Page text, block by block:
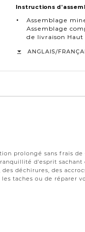
Instructions
Assemblage
Assemblage
de livraison
ANGLAIS/
prolongé sans frais de
d'esprit sachant
déchirures, des
taches ou de réparer